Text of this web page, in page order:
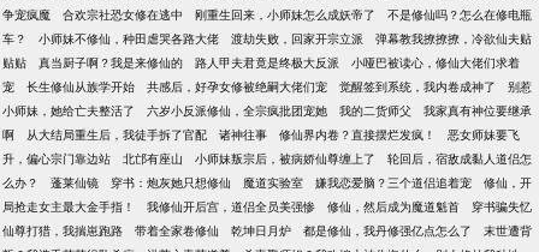
争宠疯魔
合欢宗社恐女修在逃中 刚重生回来，小师妹怎么成妖帝了
不是修仙吗？怎么在修电瓶
车？
小师妹不修仙，种田虐哭各路大佬 渡劫失败，回家开宗立派
弹幕教我撩撩撩，冷欲仙夫贴
贴贴
真当厨子啊？我是来修仙的 路人甲夫君竟是终极大反派
小哑巴被读心，修仙大佬们求着
宠
长生修仙从族学开始 共感后，好孕女修被绝嗣大佬们宠 觉醒签到系统，我内卷成神了
别惹
小师妹，她给亡夫整活了
六岁小反派修仙，全宗疯批团宠她 我的二货师父
我家真有神位要继承
啊
从大结局重生后，我徒手拆了官配 诸神往事 修仙界内卷？直接摆烂发疯！
恶女师妹要飞
升，偏心宗门靠边站
北邙有座山 小师妹叛宗后，被病娇仙尊缠上了
轮回后，宿敌成黏人道侣怎
么办？
蓬莱仙镜 穿书：炮灰她只想修仙 魔道实验室 嫌我恋爱脑？三个道侣追着宠
修仙，开
局抢走女主最大金手指！
我修仙开后宫，道侣全员美强惨 修仙，然后成为魔道魁首
穿书骗失忆
仙尊打猎，我揣崽跑路
带着全家卷修仙 乾坤日月炉 都是修仙，我丹修强亿点怎么了
末世遭背